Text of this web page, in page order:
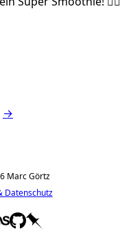
→
Marc Görtz
Datenschutz